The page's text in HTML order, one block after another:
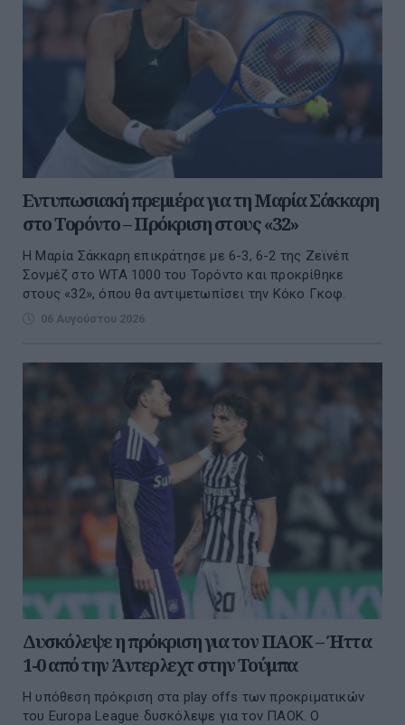
Εντυπωσιακή πρεμιέρα για τη Μαρία Σάκκαρη
στο Τορόντο – Πρόκριση στους «32»
Η Μαρία Σάκκαρη επικράτησε με 6-3, 6-2 της Ζεϊνέπ
Σονμέζ στο WTA 1000 του Τορόντο και προκρίθηκε
στους «32», όπου θα αντιμετωπίσει την Κόκο Γκοφ.
06 Αυγούστου 2026
Δυσκόλεψε η πρόκριση για τον ΠΑΟΚ – Ήττα
1-0 από την Άντερλεχτ στην Τούμπα
Η υπόθεση πρόκριση στα play offs των προκριματικών
του Europa League δυσκόλεψε για τον ΠΑΟΚ. Ο